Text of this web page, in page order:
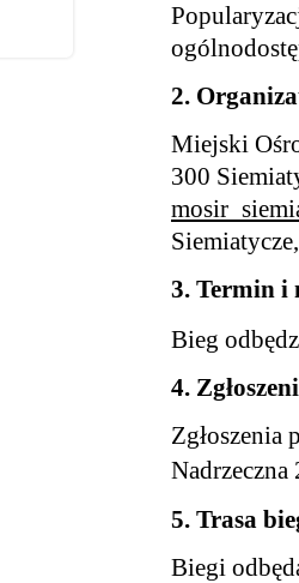
2.
Miejski
300
3. Termin i
Bieg
4.
Zgłoszenia
5. Trasa
Biegi